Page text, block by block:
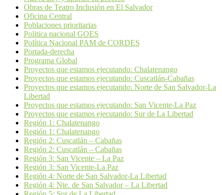
Obras de Teatro Inclusión en El Salvador
Oficina Central
Poblaciones prioritarias
Politica nacional GOES
Política Nacional PAM de CORDES
Portada-derecha
Programa Global
Proyectos que estamos ejecutando: Chalatenango
Proyectos que estamos ejecutando: Cuscatlán-Cabañas
Proyectos que estamos ejecutando: Norte de San Salvador-La
Libertad
Proyectos que estamos ejecutando: San Vicente-La Paz
Proyectos que estamos ejecutando: Sur de La Libertad
Región 1: Chalatenango
Región 1: Chalatenango
Región 2: Cuscatlán – Cabañas
Región 2: Cuscatlán – Cabañas
Región 3: San Vicente – La Paz
Región 3: San Vicente-La Paz
Región 4: Norte de San Salvador-La Libertad
Región 4: Nte. de San Salvador – La Libertad